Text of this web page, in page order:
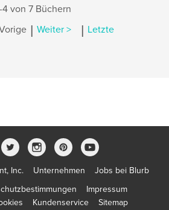
4 von 7 Büchern
| Weiter > | Letzte
Inc. Unternehmen
Jobs bei Blurb
Impressum
Kundenservice Sitemap